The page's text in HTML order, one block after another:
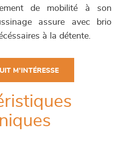
de mobilité à son
assure avec brio
à la détente.
M'INTÉRESSE